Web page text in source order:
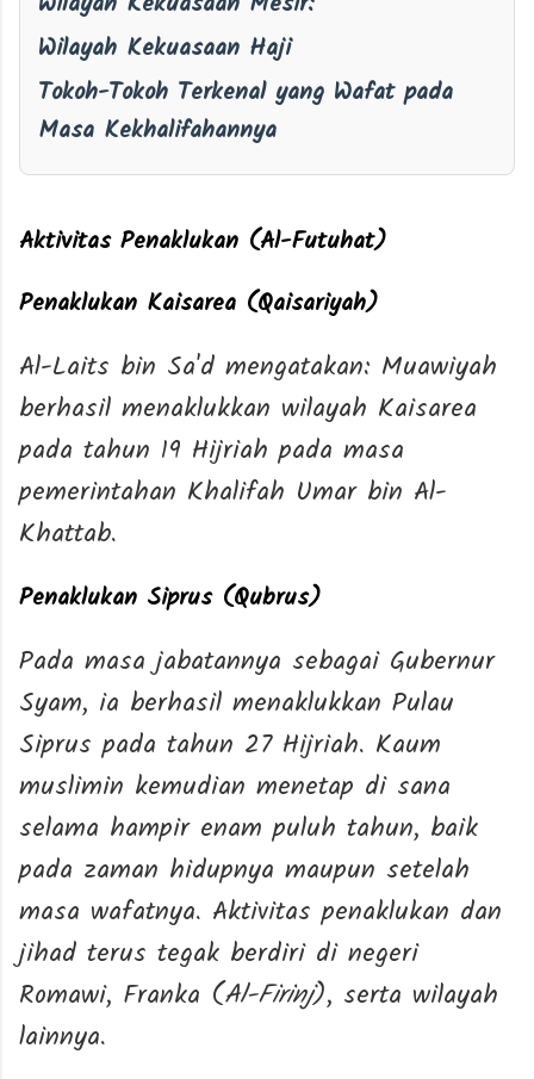
Wilayah Kekuasaan Haji
Tokoh-Tokoh Terkenal yang Wafat pada
Masa Kekhalifahannya
Aktivitas Penaklukan (Al-Futuhat)
Penaklukan Kaisarea (Qaisariyah)
Al-Laits bin Sa'd mengatakan: Muawiyah
berhasil menaklukkan wilayah Kaisarea
pada tahun 19 Hijriah pada masa
pemerintahan Khalifah Umar bin Al-
Khattab.
Penaklukan Siprus (Qubrus)
Pada masa jabatannya sebagai Gubernur
Syam, ia berhasil menaklukkan Pulau
Siprus pada tahun 27 Hijriah. Kaum
muslimin kemudian menetap di sana
selama hampir enam puluh tahun, baik
pada zaman hidupnya maupun setelah
masa wafatnya. Aktivitas penaklukan dan
jihad terus tegak berdiri di negeri
Romawi, Franka (Al-Firinj), serta wilayah
lainnya.